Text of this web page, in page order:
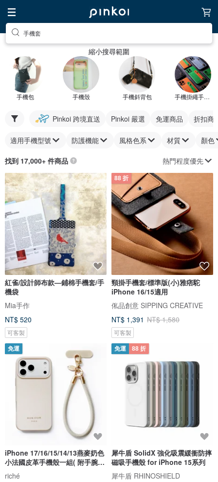
手機套
縮小搜尋範圍
手機包 手機殼 手機斜背包 手機掛繩手機套
Pinkoi 跨境直送 Pinkoi 嚴選 免運商品 折扣商
適用手機型號 防護機能 風格色系 材質 顏色
找到 17,000+ 件商品 熱門程度優先
紅雀/設計師布款—鋪棉手機套/手
機袋
Mia手作
NT$ 520
可客製
88 折
頸掛手機套/標準版(小)雅痞駝
iPhone 16/15適用
俬品創意 SIPPING CREATIVE
NT$ 1,391 NT$ 1,580
可客製
免運
iPhone 17/16/15/14/13燕麥奶色
小法國皮革手機殼一組( 附手腕
帶)
riché
免運 88 折
犀牛盾 SolidX 強化吸震緩衝防摔
磁吸手機殼 for iPhone 15系列
犀牛盾 RHINOSHIELD